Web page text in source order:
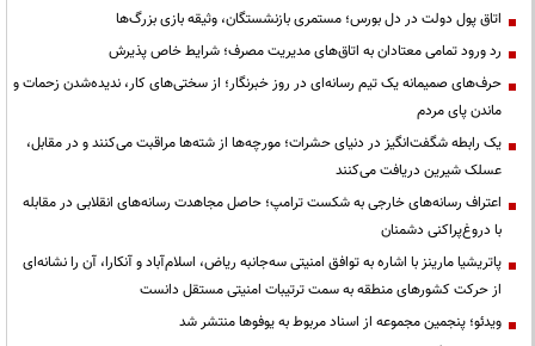
اتاق پول دولت در دل بورس؛ مستمری بازنشستگان، وثیقه بازی بزرگ‌ها
رد ورود تمامی معتادان به اتاق‌های مدیریت مصرف؛ شرایط خاص پذیرش
حرف‌های صمیمانه یک تیم رسانه‌ای در روز خبرنگار؛ از سختی‌های کار، ندیده‌شدن زحمات و
ماندن پای مردم
یک رابطه شگفت‌انگیز در دنیای حشرات؛ مورچه‌ها از شته‌ها مراقبت می‌کنند و در مقابل،
عسلک شیرین دریافت می‌کنند
اعتراف رسانه‌های خارجی به شکست ترامپ؛ حاصل مجاهدت رسانه‌های انقلابی در مقابله
با دروغ‌پراکنی دشمنان
پاتریشیا مارینز با اشاره به توافق امنیتی سه‌جانبه ریاض، اسلام‌آباد و آنکارا، آن را نشانه‌ای
از حرکت کشورهای منطقه به سمت ترتیبات امنیتی مستقل دانست
ویدئو؛ پنجمین مجموعه از اسناد مربوط به یوفوها منتشر شد